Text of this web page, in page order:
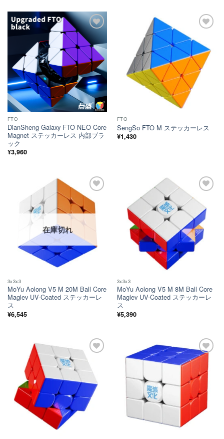
ほし
い！
FTO
DianSheng Galaxy FTO NEO Core
Magnet ステッカーレス 内部ブラ
ック
¥3,960
い！
FTO
SengSo FTO M ステッカーレス
¥1,430
い！
在庫切れ
3x3x3
MoYu Aolong V5 M 20M Ball Core
Maglev UV-Coated ステッカーレ
ス
¥6,545
い！
3x3x3
MoYu Aolong V5 M 8M Ball Core
Maglev UV-Coated ステッカーレ
ス
¥5,390
ほし
い！